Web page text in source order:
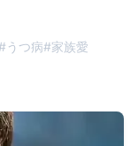
うつ病#家族愛